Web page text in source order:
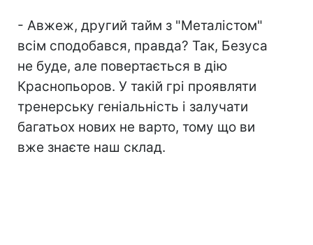
- Авжеж, другий тайм з "Металістом"
всім сподобався, правда? Так, Безуса
не буде, але повертається в дію
Краснопьоров. У такій грі проявляти
тренерську геніальність і залучати
багатьох нових не варто, тому що ви
вже знаєте наш склад.